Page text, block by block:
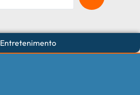
Entretenimento